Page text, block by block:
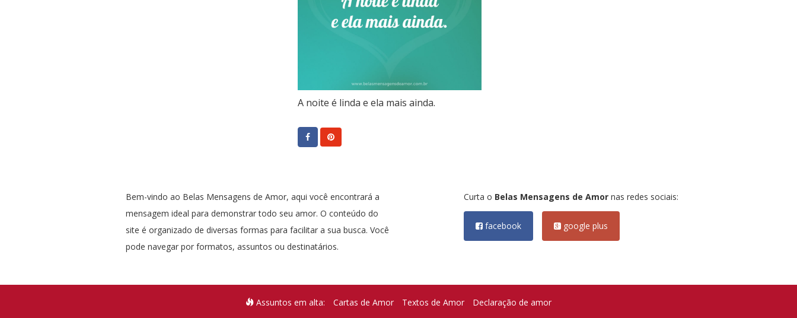
A noite é linda e ela mais ainda.
Bem-vindo ao Belas Mensagens de Amor, aqui você encontrará a
mensagem ideal para demonstrar todo seu amor. O conteúdo do
site é organizado de diversas formas para facilitar a sua busca. Você
pode navegar por formatos, assuntos ou destinatários.
Curta o Belas Mensagens de Amor nas redes sociais:
facebook google plus
Assuntos em alta: Cartas de Amor Textos de Amor Declaração de amor